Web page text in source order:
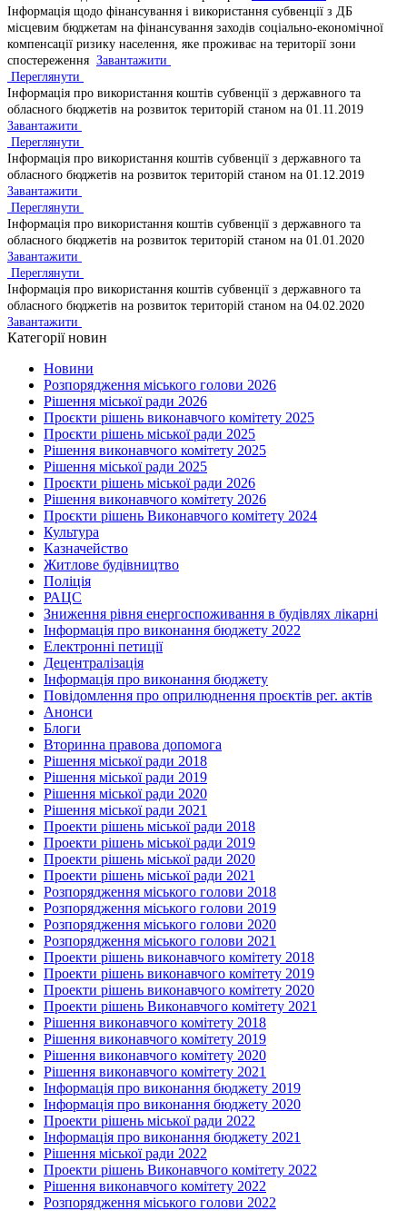
Інформація щодо фінансування і використання субвенції з ДБ
місцевим бюджетам на фінансування заходів соціально-економічної
компенсації ризику населення, яке проживає на території зони
спостереження Завантажити
Переглянути
Інформація про використання коштів субвенції з державного та
обласного бюджетів на розвиток територій станом на 01.11.2019
Завантажити
Переглянути
Інформація про використання коштів субвенції з державного та
обласного бюджетів на розвиток територій станом на 01.12.2019
Завантажити
Переглянути
Інформація про використання коштів субвенції з державного та
обласного бюджетів на розвиток територій станом на 01.01.2020
Завантажити
Переглянути
Інформація про використання коштів субвенції з державного та
обласного бюджетів на розвиток територій станом на 04.02.2020
Завантажити
Категорії новин
Новини
Розпорядження міського голови 2026
Рішення міської ради 2026
Проєкти рішень виконавчого комітету 2025
Проєкти рішень міської ради 2025
Рішення виконавчого комітету 2025
Рішення міської ради 2025
Проєкти рішень міської ради 2026
Рішення виконавчого комітету 2026
Проєкти рішень Виконавчого комітету 2024
Культура
Казначейство
Житлове будівництво
Поліція
РАЦС
Зниження рівня енергоспоживання в будівлях лікарні
Інформація про виконання бюджету 2022
Електронні петиції
Децентралізація
Інформація про виконання бюджету
Повідомлення про оприлюднення проєктів рег. актів
Анонси
Блоги
Вторинна правова допомога
Рішення міської ради 2018
Рішення міської ради 2019
Рішення міської ради 2020
Рішення міської ради 2021
Проекти рішень міської ради 2018
Проекти рішень міської ради 2019
Проекти рішень міської ради 2020
Проекти рішень міської ради 2021
Розпорядження міського голови 2018
Розпорядження міського голови 2019
Розпорядження міського голови 2020
Розпорядження міського голови 2021
Проекти рішень виконавчого комітету 2018
Проекти рішень виконавчого комітету 2019
Проекти рішень виконавчого комітету 2020
Проекти рішень Виконавчого комітету 2021
Рішення виконавчого комітету 2018
Рішення виконавчого комітету 2019
Рішення виконавчого комітету 2020
Рішення виконавчого комітету 2021
Інформація про виконання бюджету 2019
Інформація про виконання бюджету 2020
Проекти рішень міської ради 2022
Інформація про виконання бюджету 2021
Рішення міської ради 2022
Проекти рішень Виконавчого комітету 2022
Рішення виконавчого комітету 2022
Розпорядження міського голови 2022